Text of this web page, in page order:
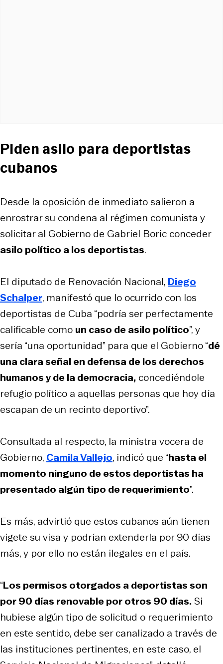
Piden asilo para deportistas
cubanos
Desde la oposición de inmediato salieron a
enrostrar su condena al régimen comunista y
solicitar al Gobierno de Gabriel Boric conceder
asilo político a los deportistas.
El diputado de Renovación Nacional, Diego
Schalper, manifestó que lo ocurrido con los
deportistas de Cuba “podría ser perfectamente
calificable como un caso de asilo político”, y
sería “una oportunidad” para que el Gobierno “dé
una clara señal en defensa de los derechos
humanos y de la democracia, concediéndole
refugio político a aquellas personas que hoy día
escapan de un recinto deportivo”.
Consultada al respecto, la ministra vocera de
Gobierno, Camila Vallejo, indicó que “hasta el
momento ninguno de estos deportistas ha
presentado algún tipo de requerimiento”.
Es más, advirtió que estos cubanos aún tienen
vigete su visa y podrían extenderla por 90 días
más, y por ello no están ilegales en el país.
“Los permisos otorgados a deportistas son
por 90 días renovable por otros 90 días.Si
hubiese algún tipo de solicitud o requerimiento
en este sentido, debe ser canalizado a través de
las instituciones pertinentes, en este caso, el